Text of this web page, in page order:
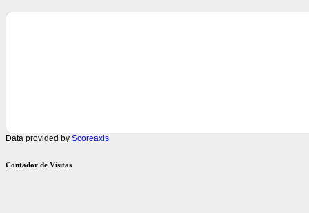
Data provided by Scoreaxis
Contador de Visitas